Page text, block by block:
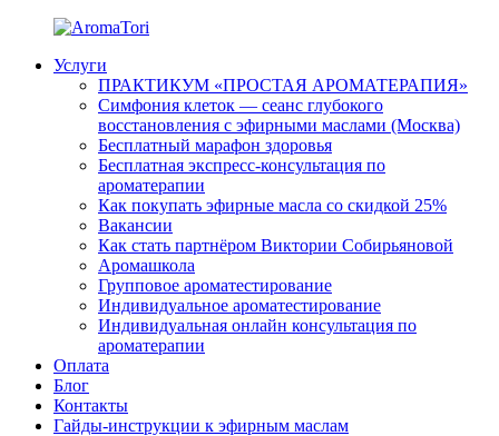
Перейти
содержимому
AromaTori
Эфирные
Услуги
ПРАКТИКУМ «ПРОСТАЯ АРОМАТЕРАПИЯ»
Симфония клеток — сеанс глубокого
восстановления с эфирными маслами (Москва)
Бесплатный марафон здоровья
Бесплатная экспресс-консультация по
ароматерапии
Как покупать эфирные масла со скидкой 25%
Вакансии
Как стать партнёром Виктории Собирьяновой
Аромашкола
Групповое ароматестирование
Индивидуальное ароматестирование
Индивидуальная онлайн консультация по
ароматерапии
Оплата
Блог
Контакты
Гайды-инструкции к эфирным маслам